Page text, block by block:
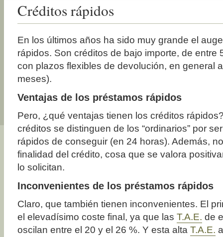
Créditos rápidos
En los últimos años ha sido muy grande el
rápidos. Son créditos de bajo importe, de entre
con plazos flexibles de devolución, en general
meses).
Ventajas de los préstamos rápidos
Pero, ¿qué ventajas tienen los créditos
créditos se distinguen de los “ordinarios” por
rápidos de conseguir (en 24 horas). Además,
finalidad del crédito, cosa que se valora
lo solicitan.
Inconvenientes de los préstamos rápidos
Claro, que también tienen inconvenientes. El
el elevadísimo coste final, ya que las T.A.E. de
oscilan entre el 20 y el 26 %. Y esta alta T.A.E.